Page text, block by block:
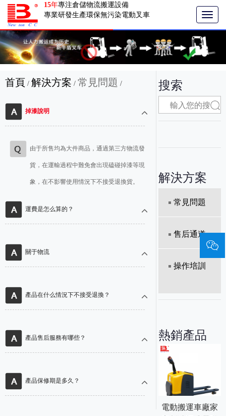
T
o
g
l
e
v
i
15年專注倉儲物流搬運設備
專業研發生產環保無污染電動叉車
首頁 / 解決方案 / 常見問題 /
掉漆說明
由于所售均為大件商品，通過第三方物流發
貨，在運輸過程中難免會出現磕碰掉漆等現
象，在不影響使用情況下不接受退換貨。
運費是怎么算的？
關于物流
產品在什么情況下不接受退換？
產品售后服務有哪些？
產品保修期是多久？
搜索
解決方案
常見問題
售后通道
操作培訓
熱銷產品
電動搬運車廠家